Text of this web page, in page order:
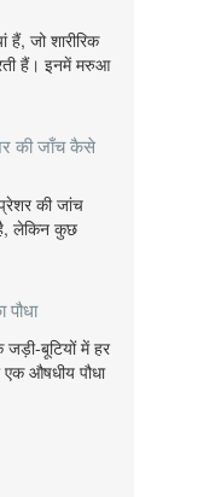
जो शारीरिक
हैं। इनमें मरुआ
की जाँच कैसे
की जांच
है, लेकिन कुछ
जड़ी-बूटियों में हर
एक औषधीय पौधा